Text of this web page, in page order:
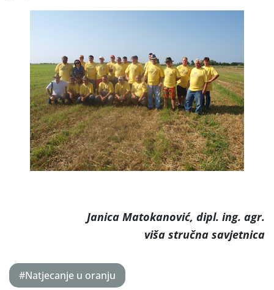
Janica Matokanović, dipl. ing. agr.
viša stručna savjetnica
#Natjecanje u oranju